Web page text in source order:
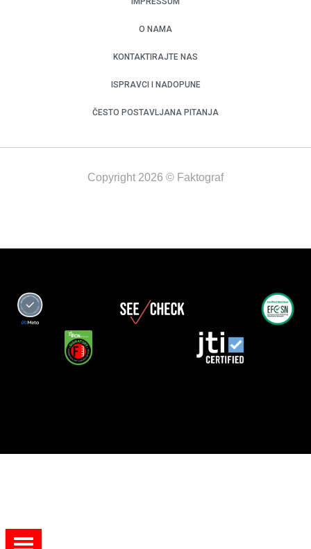
O NAMA
KONTAKTIRAJTE NAS
ISPRAVCI I NADOPUNE
ČESTO POSTAVLJANA PITANJA
Copyright 2026 © Faktograf